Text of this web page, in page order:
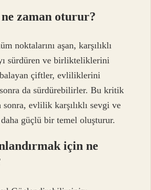
zaman oturur?
noktalarını aşan, karşılıklı
sürdüren ve birlikteliklerini
çiftler, evliliklerini
da sürdürebilirler. Bu kritik
evlilik karşılıklı sevgi ve
daha güçlü bir temel oluşturur.
için ne